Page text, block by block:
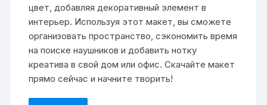
цвет, добавляя декоративный элемент в
интерьер. Используя этот макет, вы сможете
организовать пространство, сэкономить время
на поиске наушников и добавить нотку
креатива в свой дом или офис. Скачайте макет
прямо сейчас и начните творить!